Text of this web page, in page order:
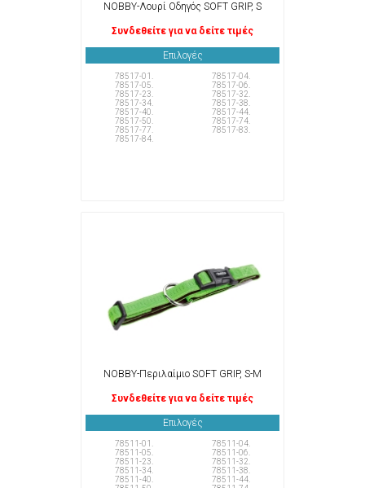
NOBBY-Λουρί Οδηγός SOFT GRIP, S
Συνδεθείτε για να δείτε τιμές
Επιλογές
78517-01.
78517-04.
78517-05.
78517-06.
78517-23.
78517-32.
78517-34.
78517-38.
78517-40.
78517-44.
78517-50.
78517-74.
78517-77.
78517-83.
78517-84.
NOBBY-Περιλαίμιο SOFT GRIP, S-M
Συνδεθείτε για να δείτε τιμές
Επιλογές
78511-01.
78511-04.
78511-05.
78511-06.
78511-23.
78511-32.
78511-34.
78511-38.
78511-40.
78511-44.